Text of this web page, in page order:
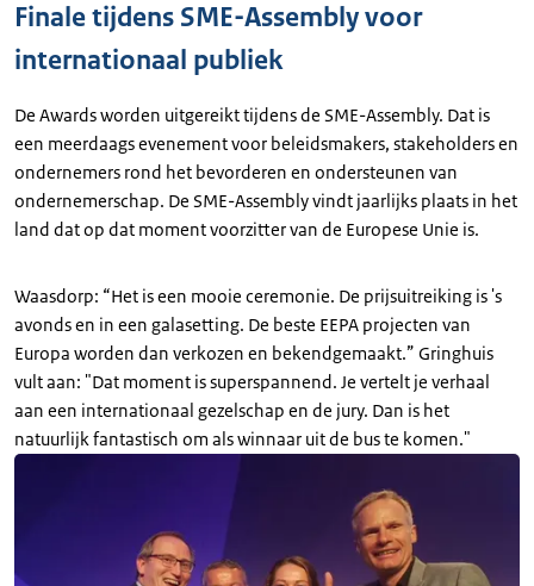
Finale tijdens SME-Assembly voor
internationaal publiek
De Awards worden uitgereikt tijdens de SME-Assembly. Dat is
een meerdaags evenement voor beleidsmakers, stakeholders en
ondernemers rond het bevorderen en ondersteunen van
ondernemerschap. De SME-Assembly vindt jaarlijks plaats in het
land dat op dat moment voorzitter van de Europese Unie is.
Waasdorp: “Het is een mooie ceremonie. De prijsuitreiking is 's
avonds en in een galasetting. De beste EEPA projecten van
Europa worden dan verkozen en bekendgemaakt.” Gringhuis
vult aan: "Dat moment is superspannend. Je vertelt je verhaal
aan een internationaal gezelschap en de jury. Dan is het
natuurlijk fantastisch om als winnaar uit de bus te komen."